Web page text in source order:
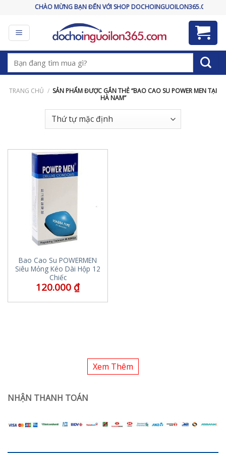
content
CHÀO MỪNG BẠN ĐẾN VỚI SHOP DOCHOINGUOILON365.COM
Tìm
kiếm:
TRANG CHỦ / SẢN PHẨM ĐƯỢC GẮN THẺ “BAO CAO SU POWER MEN TẠI
HÀ NAM”
Bao Cao Su POWERMEN
Siêu Mỏng Kéo Dài Hộp 12
Chiếc
120.000 ₫
Xem Thêm
NHẬN THANH TOÁN